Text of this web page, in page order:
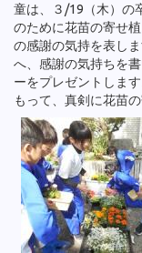
童は、３/19（木）の
のために花苗の寄せ
の感謝の気持を表し
へ、感謝の気持ちを
ーをプレゼントしま
もって、真剣に花苗